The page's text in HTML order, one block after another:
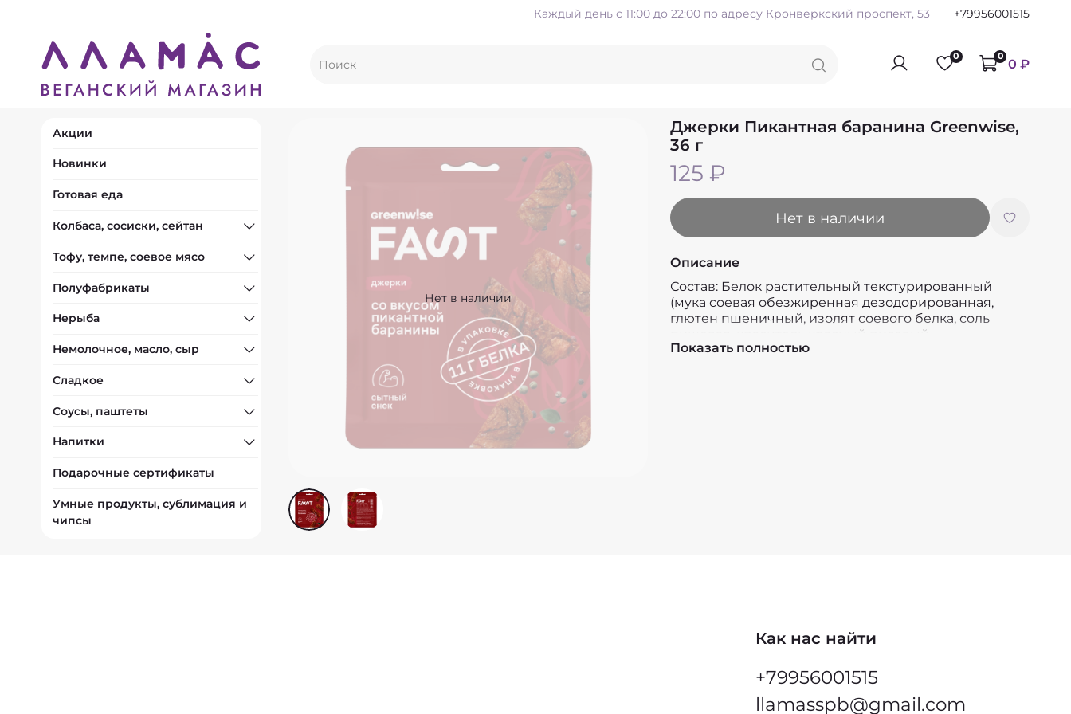
Каждый день с 11:00 до 22:00 по адресу Кронверкский проспект, 53 +79956001515
0 0 0 ₽
Нет в наличии
Джерки Пикантная баранина Greenwise,
36 г
125 ₽
Нет в наличии
Описание
Состав: Белок растительный текстурированный
(мука соевая обезжиренная дезодорированная,
глютен пшеничный, изолят соевого белка, соль
пищевая, краситель красный рисовый,
разрыхлитель- гидрокарбонат натрия Е500 (ii)), вода
Показать полностью
Акции
Новинки
Готовая еда
Колбаса, сосиски, сейтан
Тофу, темпе, соевое мясо
Полуфабрикаты
Нерыба
Немолочное, масло, сыр
Сладкое
Соусы, паштеты
Напитки
Подарочные сертификаты
Умные продукты, сублимация и
чипсы
Как нас найти
+79956001515
llamasspb@gmail.com